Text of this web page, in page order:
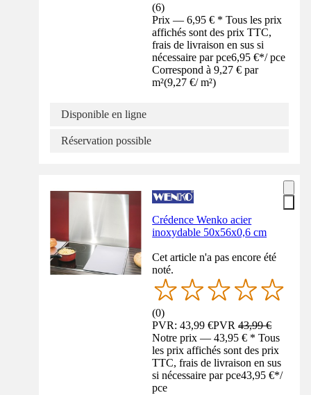
(6)
Prix — 6,95 € * Tous les prix
affichés sont des prix TTC,
frais de livraison en sus si
nécessaire par pce6,95 €*/ pce
Correspond à 9,27 € par
m²(9,27 €/ m²)
Disponible en ligne
Réservation possible
Crédence Wenko acier
inoxydable 50x56x0,6 cm
Cet article n'a pas encore été
noté.
(0)
PVR: 43,99 €PVR43,99 €
Notre prix — 43,95 € * Tous
les prix affichés sont des prix
TTC, frais de livraison en sus
si nécessaire par pce43,95 €*/
pce